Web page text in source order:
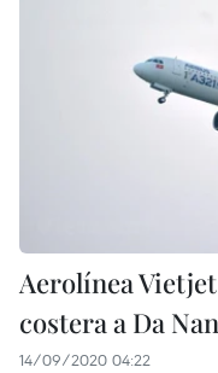
Aerolínea
costera a Da
14/09/2020 04:22